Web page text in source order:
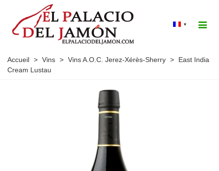
▾
Accueil > Vins > Vins A.O.C. Jerez-Xérès-Sherry >
East India
Cream Lustau